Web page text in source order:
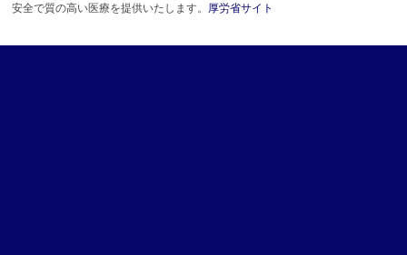
安全で質の高い医療を提供いたします。 厚労省サイト